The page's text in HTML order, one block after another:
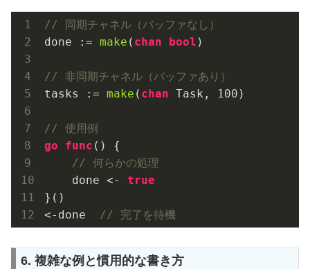
// 同期チャネル（バッファなし）
done := make ( chan bool )
// 非同期チャネル（バッファあり）
tasks := make ( chan Task, 100 )
// 使用例
go
func ()
{
// 何らかの処理
    done <-
true
}()
<-done // 完了を待機
6. 複雑な例と慣用的な書き方